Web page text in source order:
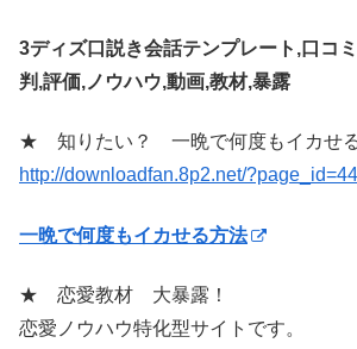
3ディズ口説き会話テンプレート,口コ
判,評価,ノウハウ,動画,教材,暴露
★ 知りたい？ 一晩で何度もイカせる
http://downloadfan.8p2.net/
一晩で何度もイカせる方法
★ 恋愛教材 大暴露！
恋愛ノウハウ特化型サイトです。